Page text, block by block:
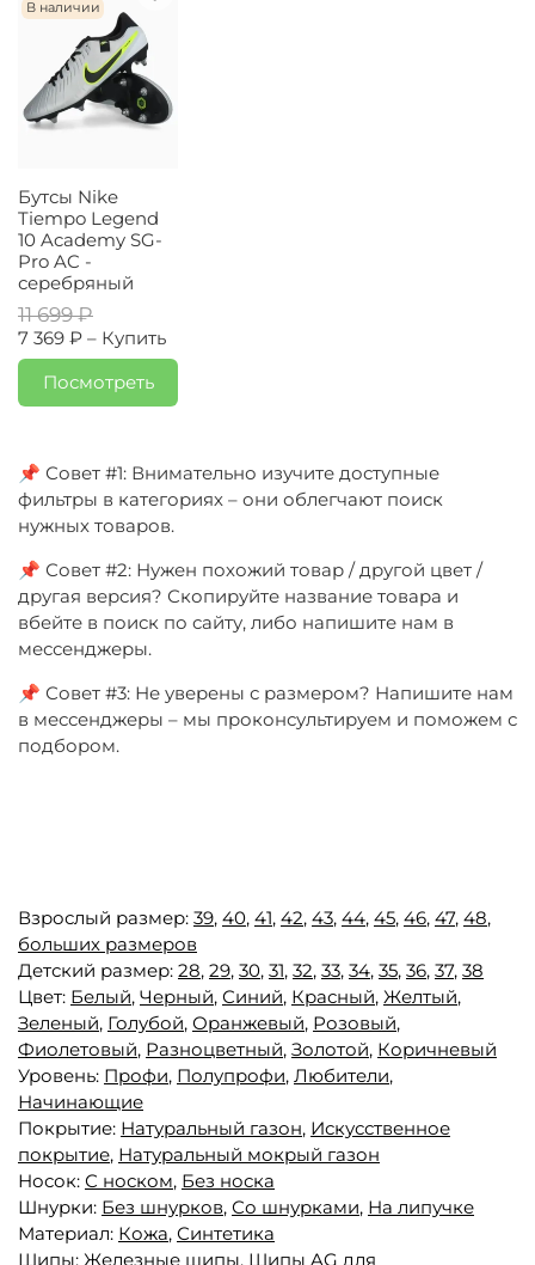
В наличии
Бутсы Nike
Tiempo Legend
10 Academy SG-
Pro AC -
серебряный
11 699 ₽
7 369 ₽ – Купить
Посмотреть
📌 Совет #1: Внимательно изучите доступные
фильтры в категориях – они облегчают поиск
нужных товаров.
📌 Совет #2: Нужен похожий товар / другой цвет /
другая версия? Скопируйте название товара и
вбейте в поиск по сайту, либо напишите нам в
мессенджеры.
📌 Совет #3: Не уверены с размером? Напишите нам
в мессенджеры – мы проконсультируем и поможем с
подбором.
Взрослый размер: 39, 40, 41, 42, 43, 44, 45, 46, 47, 48,
больших размеров
Детский размер: 28, 29, 30, 31, 32, 33, 34, 35, 36, 37, 38
Цвет: Белый, Черный, Синий, Красный, Желтый,
Зеленый, Голубой, Оранжевый, Розовый,
Фиолетовый, Разноцветный, Золотой, Коричневый
Уровень: Профи, Полупрофи, Любители,
Начинающие
Покрытие: Натуральный газон, Искусственное
покрытие, Натуральный мокрый газон
Носок: С носком, Без носка
Шнурки: Без шнурков, Со шнурками, На липучке
Материал: Кожа, Синтетика
Шипы: Железные шипы, Шипы AG для